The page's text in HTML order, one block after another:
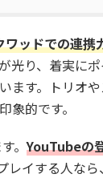
ッドでの連携
光り、着実に
ます。トリオ
的です。
。YouTubeの
イする人な